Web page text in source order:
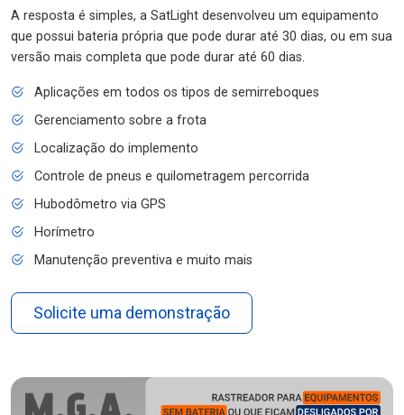
A resposta é simples, a SatLight desenvolveu um equipamento
que possui bateria própria que pode durar até 30 dias, ou em sua
versão mais completa que pode durar até 60 dias.
Aplicações em todos os tipos de semirreboques
Gerenciamento sobre a frota
Localização do implemento
Controle de pneus e quilometragem percorrida
Hubodômetro via GPS
Horímetro
Manutenção preventiva e muito mais
Solicite uma demonstração